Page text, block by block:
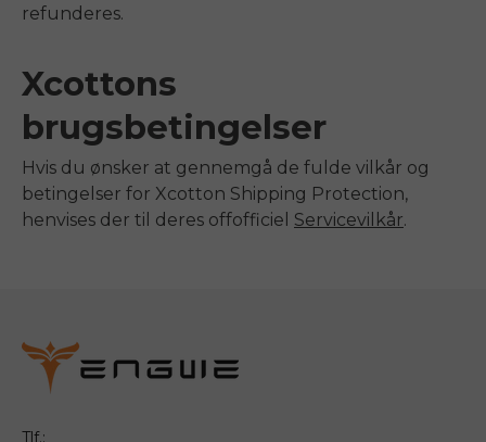
refunderes.
Xcottons
brugsbetingelser
Hvis du ønsker at gennemgå de fulde vilkår og
betingelser for Xcotton Shipping Protection,
henvises der til deres offofficiel Servicevilkår.
Tlf.: